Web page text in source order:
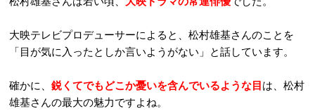
大映テレビプロデューサーによると、松村雄基さんのことを
「目が気に入ったとしか言いようがない」と話しています。
確かに、 鋭くてでもどこか憂いを含んでいるような目は、松村
雄基さんの最大の魅力ですよね。